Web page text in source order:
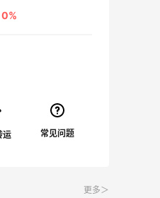
0%
日本转运
更多＞